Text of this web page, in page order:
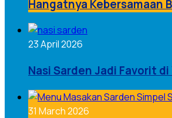
Hangatnya Kebersamaan
23 April 2026
Nasi Sarden Jadi Favorit
31 March 2026